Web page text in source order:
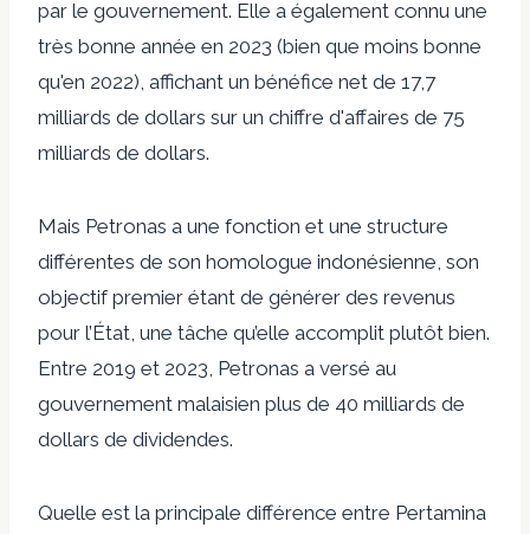
par le gouvernement. Elle a également connu une
très bonne année en 2023 (bien que moins bonne
qu'en 2022), affichant un bénéfice net de 17,7
milliards de dollars sur un chiffre d'affaires de 75
milliards de dollars.
Mais Petronas a une fonction et une structure
différentes de son homologue indonésienne, son
objectif premier étant de générer des revenus
pour l’État, une tâche qu’elle accomplit plutôt bien.
Entre 2019 et 2023, Petronas a versé au
gouvernement malaisien plus de 40 milliards de
dollars de dividendes.
Quelle est la principale différence entre Pertamina